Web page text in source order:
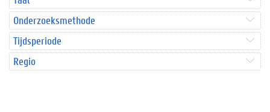
Onderzoeksmethode
Tijdsperiode
Regio